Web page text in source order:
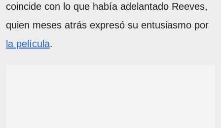
coincide con lo que había adelantado Reeves,
quien meses atrás expresó su entusiasmo por
la película.